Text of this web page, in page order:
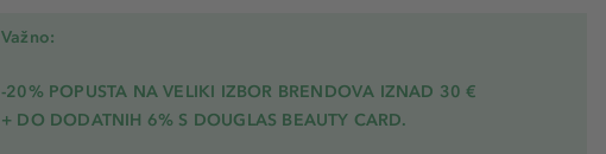
Važno:
-20% POPUSTA NA VELIKI IZBOR BRENDOVA IZNAD 30 €
+ DO DODATNIH 6% S DOUGLAS BEAUTY CARD.